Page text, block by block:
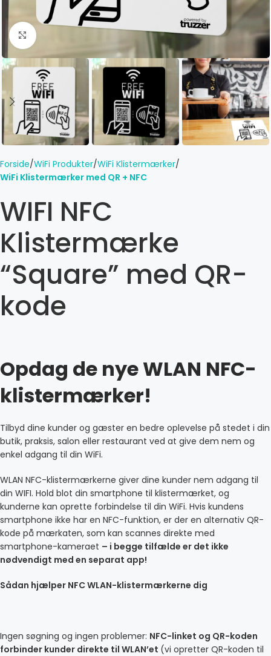
Click to enlarge
Forside WiFi Produkter WiFi Klistermærker
WiFi Klistermærker med QR + NFC
WIFI NFC
Klistermærke
“Square” med QR-
kode
Opdag de nye WLAN NFC-
klistermærker!
Tilbyd dine kunder og gæster en bedre oplevelse på stedet i din
butik, praksis, salon eller restaurant ved at give dem nem og
enkel adgang til din WiFi.
WLAN NFC-klistermærkerne giver dine kunder nem adgang til
din WIFI. Hold blot din smartphone til klistermærket, og
kunderne kan oprette forbindelse til din WiFi. Hvis kundens
smartphone ikke har en NFC-funktion, er der en alternativ QR-
kode på mærkaten, som kan scannes direkte med
smartphone-kameraet – i begge tilfælde er det ikke
nødvendigt med en separat app!
Sådan hjælper NFC WLAN-klistermærkerne dig
Ingen søgning og ingen problemer: NFC-linket og QR-koden
forbinder kunder direkte til WLAN’et (vi opretter QR-koden til